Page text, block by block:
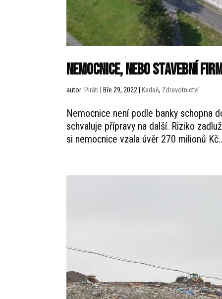
Nemocnice, nebo stavební
autor: Piráti Bře 29, 2022 Kadaň, Zdravotnictví
Nemocnice není podle banky schopna
schvaluje přípravy na další. Riziko
si nemocnice vzala úvěr 270 milionů